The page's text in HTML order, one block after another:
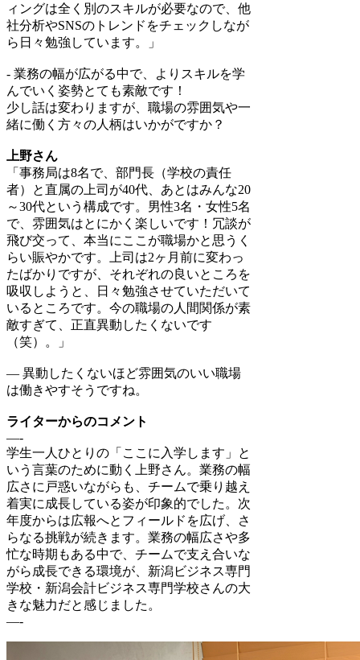
ィングは全く別のスキルが必要なので、他
社分析やSNSのトレンドをチェックしなが
ら日々勉強しています。」
- 業務の幅が広がる中で、よりスキルを学
んでいく姿勢とても素敵です！
少し話は変わりますが、職場の雰囲気や一
緒に働く方々の人柄はいかがですか？
上野さん
「事務局は8名で、部門長（学校の責任
者）と直属の上司が40代、あとはみんな20
～30代という構成です。男性3名・女性5名
で、雰囲気はとにかく楽しいです！冗談が
飛び交って、本当にここが職場かと思うく
らい賑やかです。上司は2ヶ月前に変わっ
たばかりですが、それぞれの良いところを
吸収しようと、日々勉強させていただいて
いるところです。今の職場の人間関係が素
敵すぎて、正直異動したくないです
（笑）。」
― 異動したくないほど雰囲気のいい職場
は働きやすそうですね。
ライターからのコメント
—-
学生一人ひとりの「ここに入学します」と
いう言葉のために動く上野さん。業務の幅
広さに戸惑いながらも、チームで乗り越え
着実に成長している姿が印象的でした。次
年度からは広報へとフィールドを広げ、さ
らなる挑戦が続きます。業務の幅広さや多
忙な時期もある中で、チームで支え合いな
がら成長できる環境が、新潟ビジネス専門
学校・新潟会計ビジネス専門学校さんの大
きな魅力だと感じました。
—-